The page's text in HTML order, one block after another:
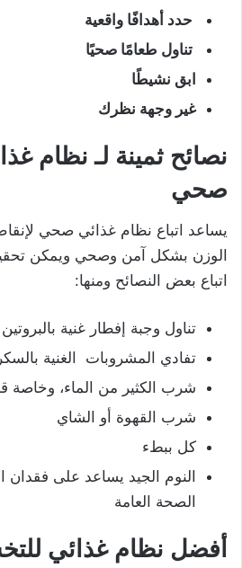
حدد أهدافًا واقعية
تناول طعامًا صحيًا
ابق نشيطًا
غير وجهة نظرك
نصائح ثمينة لـ نظام
صحي
يساعد اتباع نظام غذائي صحي
الوزن بشكل آمن وصحي ويمكن
اتباع بعض النصائح ومنها:
تناول وجبة إفطار غنية بالبروتين
تفادي المشروبات الغنية بالسكر
شرب الكثير من الماء، وخاصة
شرب القهوة أو الشاي
كل ببطء
النوم الجيد يساعد على
الصحة العامة
أفضل نظام غذائي